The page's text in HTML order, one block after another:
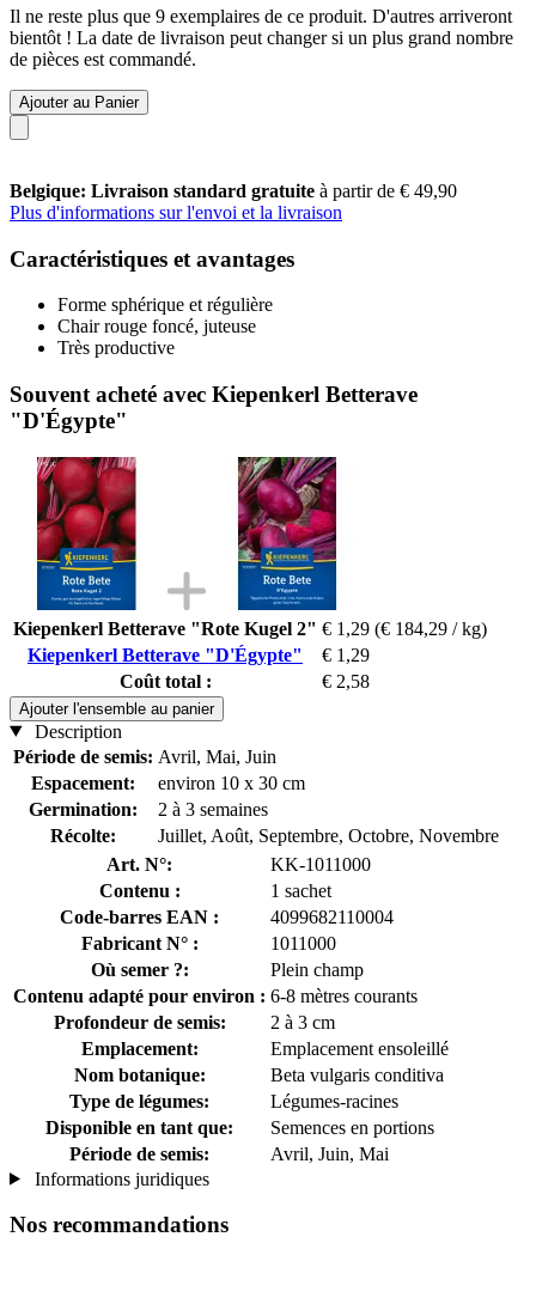
Il ne reste plus que 9 exemplaires de ce produit. D'autres arriveront
bientôt ! La date de livraison peut changer si un plus grand nombre
de pièces est commandé.
Ajouter au Panier
Belgique: Livraison standard gratuite à partir de € 49,90
Plus d'informations sur l'envoi et la livraison
Caractéristiques et avantages
Forme sphérique et régulière
Chair rouge foncé, juteuse
Très productive
Souvent acheté avec Kiepenkerl Betterave
"D'Égypte"
Kiepenkerl Betterave "Rote Kugel 2" € 1,29 (€ 184,29 / kg)
Kiepenkerl Betterave "D'Égypte"
€ 1,29
Coût total :
€ 2,58
Ajouter l'ensemble au panier
Description
Période de semis: Avril, Mai, Juin
Espacement:
environ 10 x 30 cm
Germination:
2 à 3 semaines
Récolte:
Juillet, Août, Septembre, Octobre, Novembre
Art. N°:
KK-1011000
Contenu :
1 sachet
Code-barres EAN :
4099682110004
Fabricant N° :
1011000
Où semer ?:
Plein champ
Contenu adapté pour environ : 6-8 mètres courants
Profondeur de semis:
2 à 3 cm
Emplacement:
Emplacement ensoleillé
Nom botanique:
Beta vulgaris conditiva
Type de légumes:
Légumes-racines
Disponible en tant que:
Semences en portions
Période de semis:
Avril, Juin, Mai
Informations juridiques
Nos recommandations